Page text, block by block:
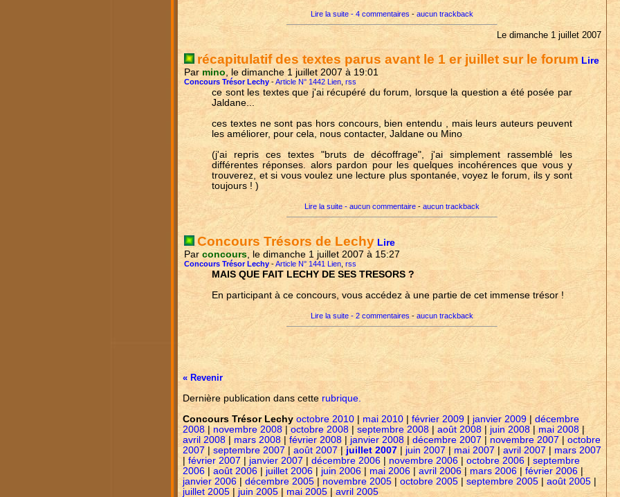
Lire la suite - 4 commentaires - aucun trackback
Le dimanche 1 juillet 2007
récapitulatif des textes parus avant le 1 er juillet sur le forum Lire
Par mino, le dimanche 1 juillet 2007 à 19:01
Concours Trésor Lechy -Article N° 1442 Lien rss
ce sont les textes que j'ai récupéré du forum, lorsque la question a été posée par
Jaldane...
ces textes ne sont pas hors concours, bien entendu , mais leurs auteurs peuvent
les améliorer, pour cela, nous contacter, Jaldane ou Mino
(j'ai repris ces textes "bruts de décoffrage", j'ai simplement rassemblé les
différentes réponses. alors pardon pour les quelques incohérences que vous y
trouverez, et si vous voulez une lecture plus spontanée, voyez le forum, ils y sont
toujours ! )
Lire la suite - aucun commentaire- aucun trackback
Concours Trésors de Lechy Lire
Par concours, le dimanche 1 juillet 2007 à 15:27
Concours Trésor Lechy -Article N° 1441 Lien rss
MAIS QUE FAIT LECHY DE SES TRESORS ?
En participant à ce concours, vous accédez à une partie de cet immense trésor !
Lire la suite - 2 commentaires - aucun trackback
« Revenir
Dernière publication dans cette rubrique.
Concours Trésor Lechy octobre 2010 mai 2010 février 2009 janvier 2009
décembre
2008| novembre 2008 octobre 2008 septembre 2008 août 2008 juin 2008 |mai 2008|
avril 2008
mars 2008 février 2008 |janvier 2008 décembre 2007 novembre 2007
octobre
2007 |septembre 2007 août 2007 | juillet 2007 | juin 2007 |mai 2007 | avril 2007
mars 2007
février 2007 janvier 2007 décembre 2006 novembre 2006 octobre 2006
septembre
2006 |août 2006 juillet 2006 juin 2006 mai 2006 |avril 2006|mars 2006 février 2006|
janvier 2006
décembre 2005 novembre 2005 |octobre 2005 septembre 2005 août 2005
juillet 2005
juin 2005 mai 2005 | avril 2005